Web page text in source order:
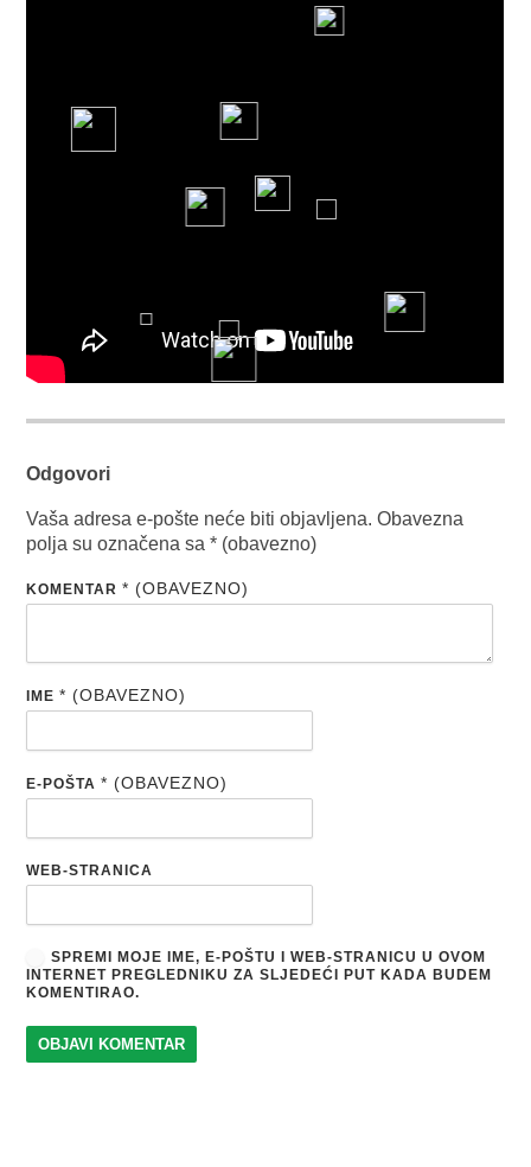
Odgovori
Vaša adresa e-pošte neće biti objavljena. Obavezna
polja su označena sa* (obavezno)
KOMENTAR* (OBAVEZNO)
IME* (OBAVEZNO)
E-POŠTA* (OBAVEZNO)
WEB-STRANICA
SPREMI MOJE IME, E-POŠTU I WEB-STRANICU U OVOM
INTERNET PREGLEDNIKU ZA SLJEDEĆI PUT KADA BUDEM
KOMENTIRAO.